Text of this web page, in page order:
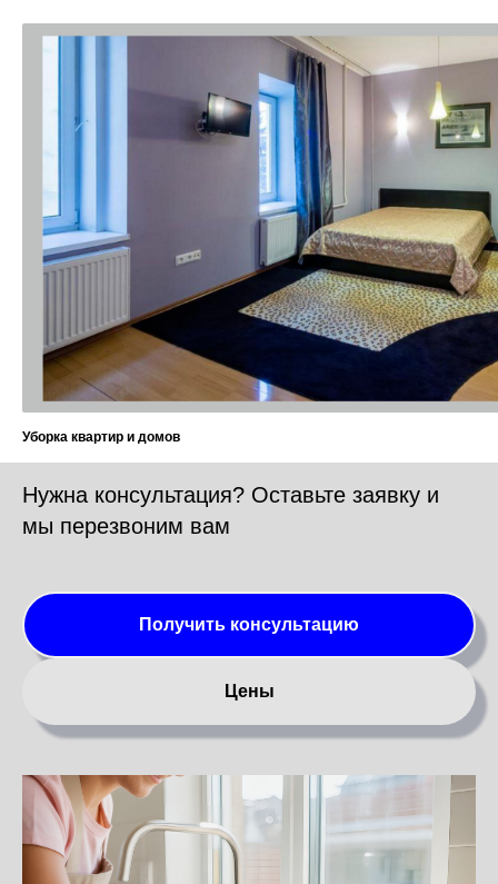
Нужна консультация? Оставьте заявку и
мы перезвоним вам
Получить консультацию
Цены